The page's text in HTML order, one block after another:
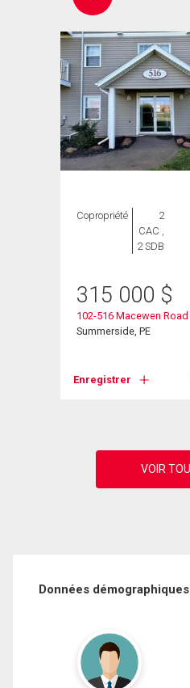
Copropriété
2
CAC ,
2 SDB
315 000 $
102-516 Macewen Road
Summerside, PE
Enregistrer
Données démographiques